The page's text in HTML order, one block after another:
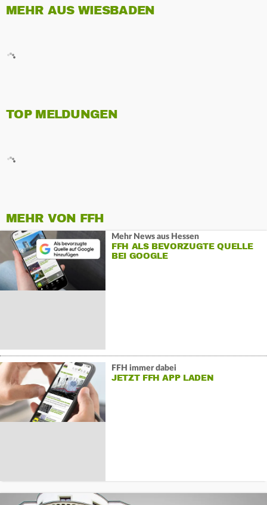
MEHR AUS WIESBADEN
TOP MELDUNGEN
MEHR VON FFH
Mehr News aus Hessen
FFH ALS BEVORZUGTE QUELLE
BEI GOOGLE
FFH immer dabei
JETZT FFH APP LADEN